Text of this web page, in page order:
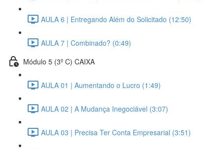
AULA 6 | Entregando Além do Solicitado (12:50)
AULA 7 | Combinado? (0:49)
Módulo 5 (3º C) CAIXA
AULA 01 | Aumentando o Lucro (1:49)
AULA 02 | A Mudança Inegociável (3:07)
AULA 03 | Precisa Ter Conta Empresarial (3:51)